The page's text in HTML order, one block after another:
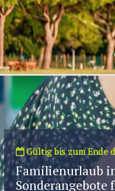
Gültig bis zum Ende
Familienurlaub
Sonderangebote